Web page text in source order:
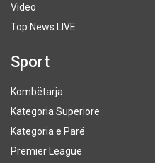
Video
Top News LIVE
Sport
Kombëtarja
Kategoria Superiore
Kategoria e Parë
Premier League